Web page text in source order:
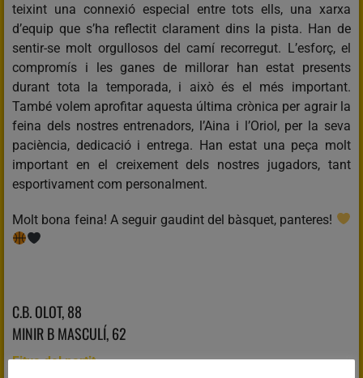
teixint una connexió especial entre tots ells, una xarxa
d’equip que s’ha reflectit clarament dins la pista. Han de
sentir-se molt orgullosos del camí recorregut. L’esforç, el
compromís i les ganes de millorar han estat presents
durant tota la temporada, i això és el més important.
També volem aprofitar aquesta última crònica per agrair la
feina dels nostres entrenadors, l’Aina i l’Oriol, per la seva
paciència, dedicació i entrega. Han estat una peça molt
important en el creixement dels nostres jugadors, tant
esportivament com personalment.
Molt bona feina! A seguir gaudint del bàsquet, panteres!
C.B. OLOT, 88
MINIR B MASCULÍ, 62
Fitxa del partit